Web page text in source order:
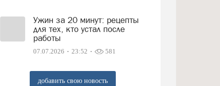
Ужин за 20 минут: рецепты
для тех, кто устал после
работы
07.07.2026 23:52 581
добавить свою новость